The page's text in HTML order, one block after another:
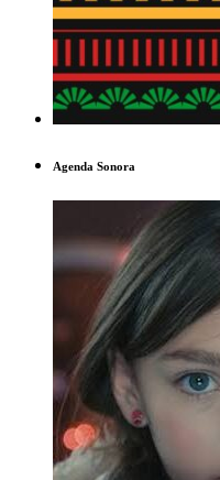
Agenda Sonora